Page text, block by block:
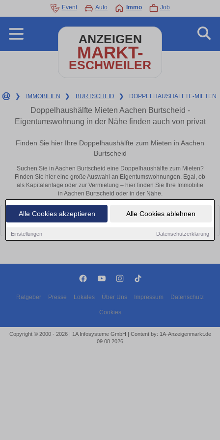
Alle Cookies akzeptieren Alle Cookies ablehnen
Einstellungen Datenschutzerklärung
Event Auto Immo Job
ANZEIGEN
MARKT-
ESCHWEILER
❯ IMMOBILIEN ❯ BURTSCHEID ❯ DOPPELHAUSHÄLFTE-MIETEN
Doppelhaushälfte Mieten Aachen Burtscheid -
Eigentumswohnung in der Nähe finden auch von privat
Finden Sie hier Ihre Doppelhaushälfte zum Mieten in Aachen
Burtscheid
Suchen Sie in Aachen Burtscheid eine Doppelhaushälfte zum Mieten?
Finden Sie hier eine große Auswahl an Eigentumswohnungen. Egal, ob
als Kapitalanlage oder zur Vermietung – hier finden Sie Ihre Immobilie
in Aachen Burtscheid oder in der Nähe.
Leider konnten wir derzeit keine passenden Objekte finden. Schauen Sie
bald wieder vorbei!
Ratgeber Presse Lokales Über Uns Impressum Datenschutz
Cookies
Copyright © 2000 - 2026 | 1A Infosysteme GmbH | Content by: 1A-Anzeigenmarkt.de
09.08.2026